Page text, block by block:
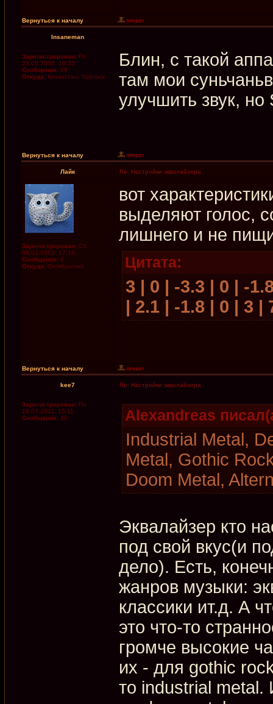
Вернуться к началу
Insaneman
Зарегистрирован: Пт
23.05.2008, 18:35
Сообщения: 69
Откуда: Казахстан, Уральск
Блин, с такой
там мои
улучшить звук,
Вернуться к началу
Лайк Re: Настройки эквалайзера
Зарегистрирован: Сб
09.01.2010, 17:18
Сообщения: 6
Откуда: Октябрьский
вот
выделяют голос,
лишнего и не
Цитата:
3 | 0 | -3.3 | 0 | -
| 2.1 | -1.8 | 0 | 3 |
Вернуться к началу
kee7 Re: Настройки эквалайзера
Зарегистрирован: Пн
18.07.2011, 15:11
Сообщения: 10 Alexandreas
Industrial Metal,
Metal, Gothic
Doom Metal,
Эквалайзер кто
под свой вкус(и
дело). Есть,
жанров музыки:
классики ит.д. А
это что-то
громче высокие
их - для gothic
то industrial metal.